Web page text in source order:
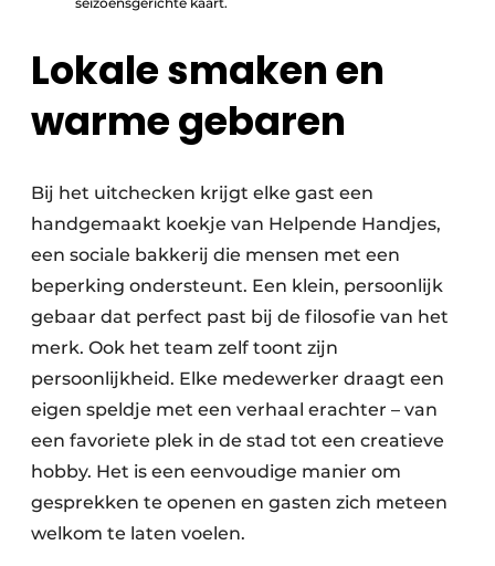
Lokale smaken en
warme gebaren
Bij het uitchecken krijgt elke gast een
handgemaakt koekje van Helpende Handjes,
een sociale bakkerij die mensen met een
beperking ondersteunt. Een klein, persoonlijk
gebaar dat perfect past bij de filosofie van het
merk. Ook het team zelf toont zijn
persoonlijkheid. Elke medewerker draagt een
eigen speldje met een verhaal erachter – van
een favoriete plek in de stad tot een creatieve
hobby. Het is een eenvoudige manier om
gesprekken te openen en gasten zich meteen
welkom te laten voelen.